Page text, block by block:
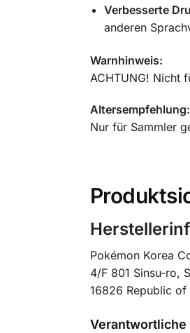
Verbesserte
anderen
Warnhinweis:
ACHTUNG! Nicht
Altersempfehlung:
Nur für Sammler
Pokémon Korea
4/F 801 Sinsu-ro,
16826 Republic of
Verantwortliche